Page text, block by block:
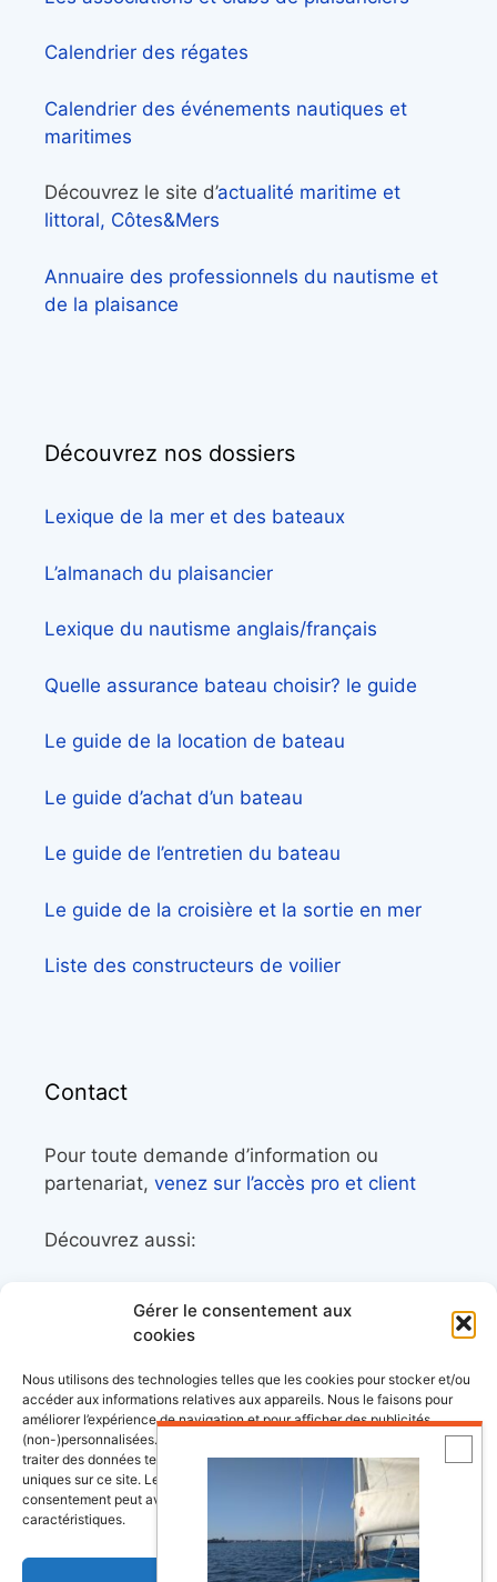
Gérer le consentement aux
cookies
Nous utilisons des technologies telles que les cookies pour stocker et/ou
accéder aux informations relatives aux appareils. Nous le faisons pour
améliorer l’expérience de navigation et pour afficher des publicités
(non-)personnalisées. Consentir à ces technologies nous autorisera à
traiter des données telles que le comportement de navigation ou les ID
uniques sur ce site. Le fait de ne pas consentir ou de retirer son
consentement peut avoir un effet négatif sur certaines fonctonnalités et
caractéristiques.
Calendrier des régates
Calendrier des événements nautiques et
maritimes
Découvrez le site d’actualité maritime et
littoral, Côtes&Mers
Annuaire des professionnels du nautisme et
de la plaisance
Découvrez nos dossiers
Lexique de la mer et des bateaux
L’almanach du plaisancier
Lexique du nautisme anglais/français
Quelle assurance bateau choisir? le guide
Le guide de la location de bateau
Le guide d’achat d’un bateau
Le guide de l’entretien du bateau
Le guide de la croisière et la sortie en mer
Liste des constructeurs de voilier
Contact
Pour toute demande d’information ou
partenariat, venez sur l’accès pro et client
Découvrez aussi:
librairie maritime
le trek et le raid nautique
BoatingAds, le site d’annonces bateaux
européen
Depositphotos